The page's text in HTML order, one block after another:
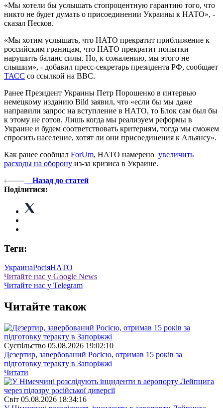
«Мы хотели бы услышать стопроцентную гарантию того, что
никто не будет думать о присоединении Украины к НАТО», -
сказал Песков.
«Мы хотим услышать, что НАТО прекратит приближение к
российским границам, что НАТО прекратит попытки
нарушить баланс силы. Но, к сожалению, мы этого не
слышим», - добавил пресс-секретарь президента РФ, сообщает
ТАСС со ссылкой на ВВС.
Ранее Президент Украины Петр Порошенко в интервью
немецкому изданию Bild заявил, что «если бы мы даже
направили запрос на вступление в НАТО, то Блок сам был бы
к этому не готов. Лишь когда мы реализуем реформы в
Украине и будем соответствовать критериям, тогда мы сможем
спросить население, хотят ли они присоединения к Альянсу».
Как ранее сообщал ForUm, НАТО намерено увеличить
расходы на оборону из-за кризиса в Украине.
Назад до статей
Поділитися:
Теги:
УкраинаРосіяНАТО
Читайте нас у Google News
Читайте нас у Telegram
Читайте також
Суспiльство 05.08.2026 19:02:10
Дезертир, завербований Росією, отримав 15 років за
підготовку теракту в Запоріжжі
Читати
Свiт 05.08.2026 18:34:16